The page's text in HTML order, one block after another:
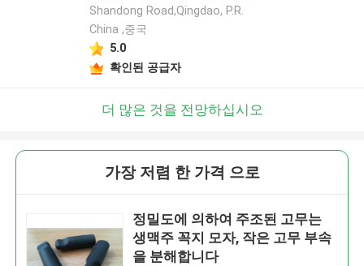
Shandong Road,Qingdao, P.R.
China ,중국
5.0
확인된 공급자
더 많은 것을 전망하십시오
가장 저렴 한 가격 으로
정밀도에 의하여 주조된 고무는
생맥주 꼭지 모자, 작은 고무 부속
을 분해합니다